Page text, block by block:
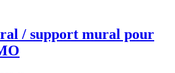
/ support mural pour